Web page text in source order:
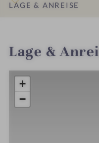
LAGE & ANREISE
Lage &
+
−